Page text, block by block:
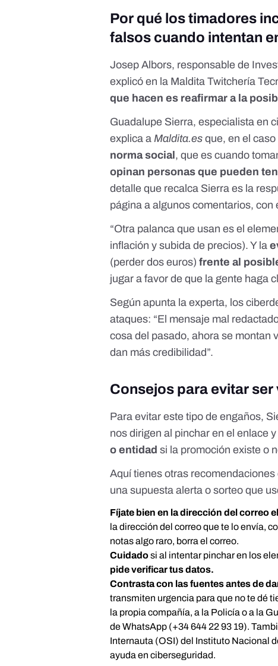
Por qué los timadores
falsos cuando intentan
Josep Albors, responsable de
explicó en la Maldita Twitchería
que hacen es reafirmar a la
Guadalupe Sierra, especialista en
explica a Maldita.es que, en el
norma social, que es cuando
opinan personas que pueden
detalle que recalca Sierra es la
página a algunos comentarios,
“Otra palanca que usan es el
inflación y subida de precios). Y la
(perder dos euros)frente al
jugar a favor de que la gente haga
Según apunta la experta, los
ataques: “El mensaje mal
cosa del pasado, ahora se montan
dan más credibilidad”.
Consejos para evitar ser
Para evitar este tipo de engaños,
nos dirigen al pinchar en el enlace
o entidad si la promoción existe o
Aquí tienes otras
una supuesta alerta o sorteo que
Fíjate bien en la dirección del correo
la dirección del correo que te lo envía,
notas algo raro, borra el correo.
Cuidado si al intentar pinchar en los
pide verificar tus datos.
Contrasta con las fuentes antes de
transmiten urgencia para que no te dé
la propia compañía, a la Policía o a la
de WhatsApp (+34 644 22 93 19).
Internauta (OSI) del Instituto Nacional
ayuda en ciberseguridad.